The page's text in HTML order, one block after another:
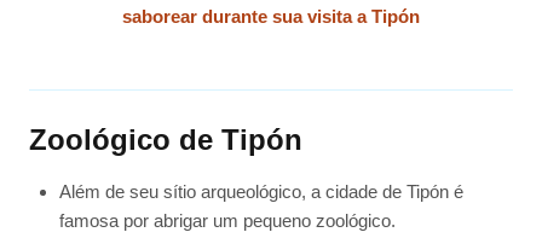
saborear durante sua visita a Tipón
Zoológico de Tipón
Além de seu sítio arqueológico, a cidade de Tipón é
famosa por abrigar um pequeno zoológico.